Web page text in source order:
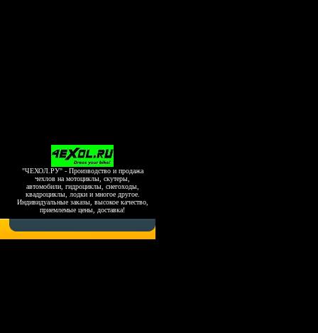
"ЧЕХОЛ.РУ" - Производство и продажа
чехлов на мотоциклы, скутеры,
автомобили, гидроциклы, снегоходы,
квадроциклы, лодки и многое другое.
Индивидуальные заказы, высокое качество,
приемлемые цены, доставка!